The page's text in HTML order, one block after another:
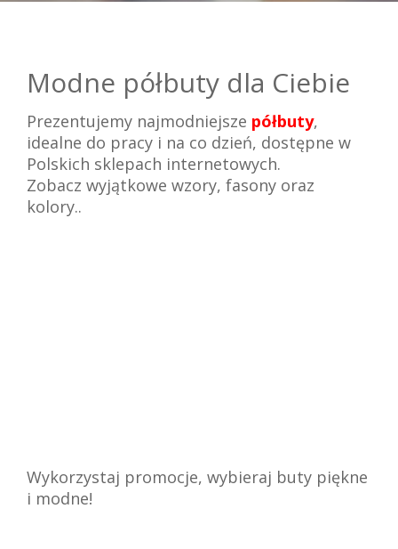
Modne półbuty dla Ciebie
Prezentujemy najmodniejsze półbuty,
idealne do pracy i na co dzień, dostępne w
Polskich sklepach internetowych.
Zobacz wyjątkowe wzory, fasony oraz
kolory..
Wykorzystaj promocje, wybieraj buty piękne
i modne!